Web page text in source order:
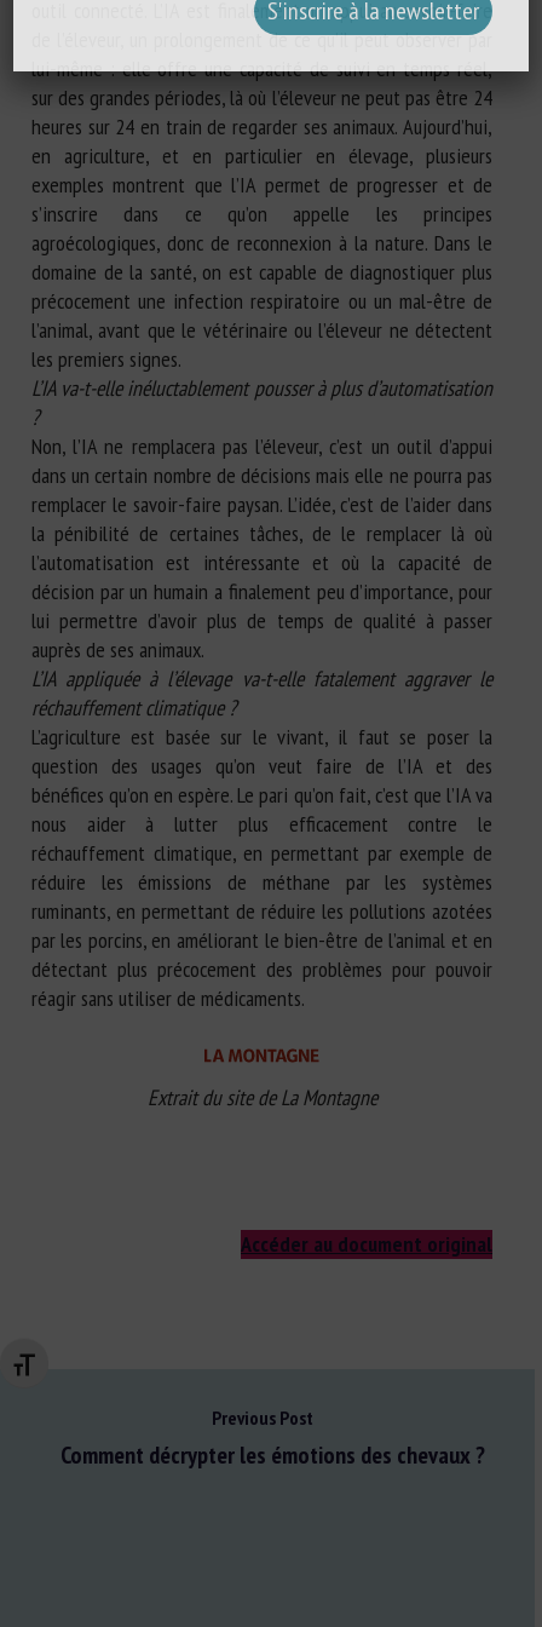
Changer la taille de la police
outil connecté. L’IA est finalement un appui au savoir-faire
de l’éleveur, un prolongement de ce qu’il peut observer par
lui-même : elle offre une capacité de suivi en temps réel,
sur des grandes périodes, là où l’éleveur ne peut pas être 24
heures sur 24 en train de regarder ses animaux. Aujourd’hui,
en agriculture, et en particulier en élevage, plusieurs
exemples montrent que l’IA permet de progresser et de
s’inscrire dans ce qu’on appelle les principes
agroécologiques, donc de reconnexion à la nature. Dans le
domaine de la santé, on est capable de diagnostiquer plus
précocement une infection respiratoire ou un mal-être de
l’animal, avant que le vétérinaire ou l’éleveur ne détectent
les premiers signes.
L’IA va-t-elle inéluctablement pousser à plus d’automatisation
?
Non, l’IA ne remplacera pas l’éleveur, c’est un outil d’appui
dans un certain nombre de décisions mais elle ne pourra pas
remplacer le savoir-faire paysan. L’idée, c’est de l’aider dans
la pénibilité de certaines tâches, de le remplacer là où
l’automatisation est intéressante et où la capacité de
décision par un humain a finalement peu d’importance, pour
lui permettre d’avoir plus de temps de qualité à passer
auprès de ses animaux.
L’IA appliquée à l’élevage va-t-elle fatalement aggraver le
réchauffement climatique ?
L’agriculture est basée sur le vivant, il faut se poser la
question des usages qu’on veut faire de l’IA et des
bénéfices qu’on en espère. Le pari qu’on fait, c’est que l’IA va
nous aider à lutter plus efficacement contre le
réchauffement climatique, en permettant par exemple de
réduire les émissions de méthane par les systèmes
ruminants, en permettant de réduire les pollutions azotées
par les porcins, en améliorant le bien-être de l’animal et en
détectant plus précocement des problèmes pour pouvoir
réagir sans utiliser de médicaments.
Extrait du site de La Montagne
Accéder au document original
Previous Post
Comment décrypter les émotions des chevaux ?